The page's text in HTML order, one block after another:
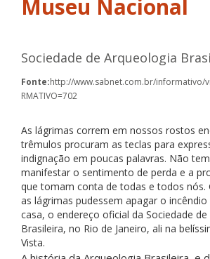
Museu Nacional
Sociedade de Arqueologia
Fonte:http://www.sabnet.com.br/informativo/
RMATIVO=702
As lágrimas correm em nossos rostos
trêmulos procuram as teclas para
indignação em poucas palavras. Não
manifestar o sentimento de perda e a
que tomam conta de todas e todos nós.
as lágrimas pudessem apagar o
casa, o endereço oficial da Sociedade
Brasileira, no Rio de Janeiro, ali na
Vista.